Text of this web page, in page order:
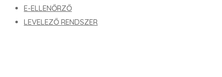
E-ELLENŐRZŐ
LEVELEZŐ RENDSZER